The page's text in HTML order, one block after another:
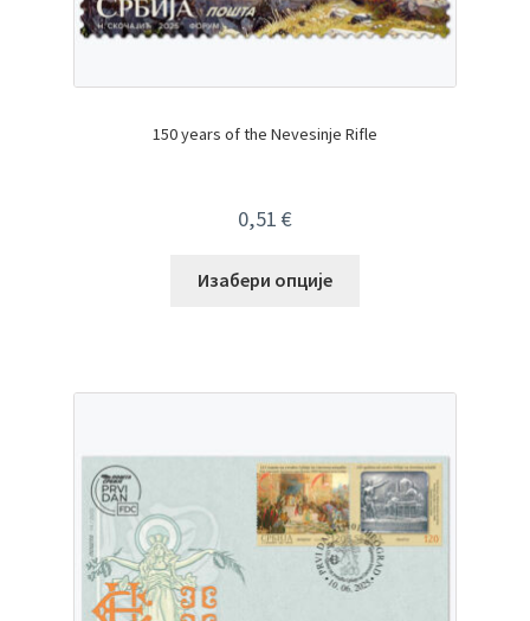
150 years of the Nevesinje Rifle
0,51 €
Изабери опције